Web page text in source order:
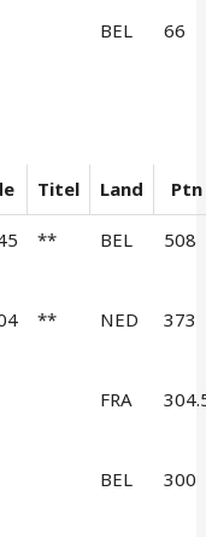
BEL 66
Titel Land Ptn
** BEL 508
** NED 373
FRA
BEL 300